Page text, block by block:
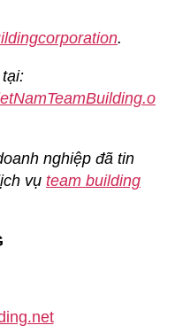
.
nghiệp đã tin
vụ team building